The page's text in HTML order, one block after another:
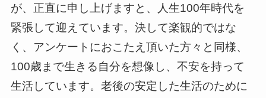
が、正直に申し上げますと、人生100年時代を
緊張して迎えています。決して楽観的ではな
く、アンケートにおこたえ頂いた方々と同様、
100歳まで生きる自分を想像し、不安を持って
生活しています。老後の安定した生活のために